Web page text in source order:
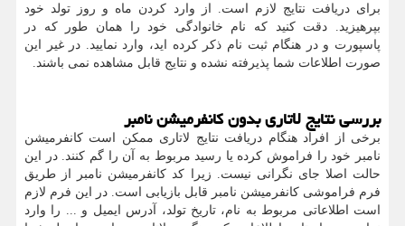
برای دریافت نتایج لازم است. از وارد کردن ماه و روز تولد خود
بپرهیزید. دقت کنید که نام خانوادگی خود را همان طور که در
پاسپورت و در هنگام ثبت نام ذکر کرده اید، وارد نمایید. در غیر این
صورت اطلاعات شما پذیرفته نشده و نتایج قابل مشاهده نمی باشند.
بررسی نتایج لاتاری بدون کانفرمیشن نامبر
برخی از افراد هنگام دریافت نتایج لاتاری ممکن است کانفرمیشن
نامبر خود را فراموش کرده یا رسید مربوط به آن را گم کنند. در این
حالت اصلا جای نگرانی نیست. زیرا کد کانفرمیشن نامبر از طریق
فرم فراموشی کانفرمیشن نامبر قابل بازیابی است. در این فرم لازم
است اطلاعاتی مربوط به نام، تاریخ تولد، آدرس ایمیل و ... را وارد